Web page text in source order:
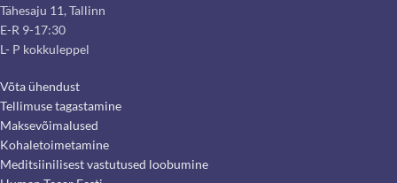
Tähesaju 11, Tallinn
E-R 9-17:30
L- P kokkuleppel
Võta ühendust
Tellimuse tagastamine
Maksevõimalused
Kohaletoimetamine
Meditsiinilisest vastutused loobumine